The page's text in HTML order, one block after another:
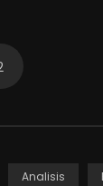
Analisis